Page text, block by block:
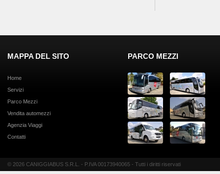
MAPPA DEL SITO
Home
Servizi
Parco Mezzi
Vendita automezzi
Agenzia Viaggi
Contatti
PARCO MEZZI
© 2026 CANIGGIABUS S.R.L. - P.IVA 00173940065 - Tutti i diritti riservati